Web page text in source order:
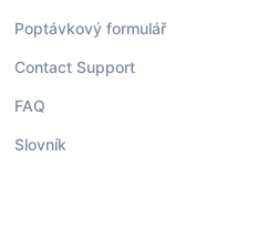
Poptávkový formulář
Contact Support
FAQ
Slovník